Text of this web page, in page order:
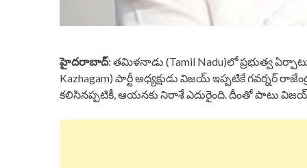
హైదరాబాద్: తమిళనాడు (Tamil Nadu)లో ప్రభుత్వ
Kazhagam) పార్టీ అధ్యక్షుడు విజయ్ ఇప్పటికే గవర్నర్
కలిసినప్పటికీ, ఆయనకు నిరాశే ఎదురైంది. దీంతో పాటు విజయ్